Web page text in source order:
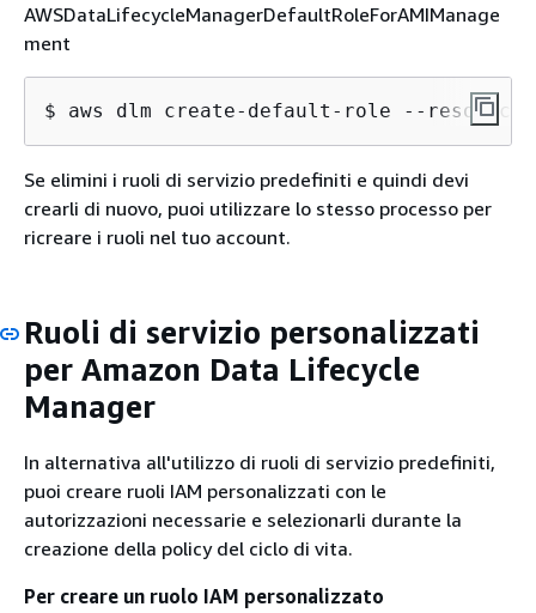
AWSDataLifecycleManagerDefaultRoleForAMIManage
ment
$ aws dlm create-default-role --
Se elimini i ruoli di servizio predefiniti e quindi devi
crearli di nuovo, puoi utilizzare lo stesso processo per
ricreare i ruoli nel tuo account.
Ruoli di servizio personalizzati
per Amazon Data Lifecycle
Manager
In alternativa all'utilizzo di ruoli di servizio predefiniti,
puoi creare ruoli IAM personalizzati con le
autorizzazioni necessarie e selezionarli durante la
creazione della policy del ciclo di vita.
Per creare un ruolo IAM personalizzato